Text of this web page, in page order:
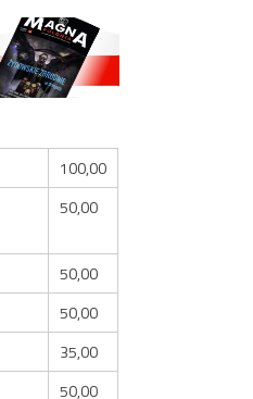
100,00
50,00
50,00
50,00
35,00
50,00